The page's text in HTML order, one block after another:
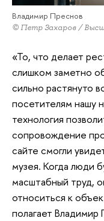
Владимир Преснов
© Петр Захаров /
«То, что делает
слишком заметно
сильно растянуто
посетителям нашу
технология
сопровождение
сайте смогли
музея. Когда люди
масштабный труд,
относиться к
полагает Владимир